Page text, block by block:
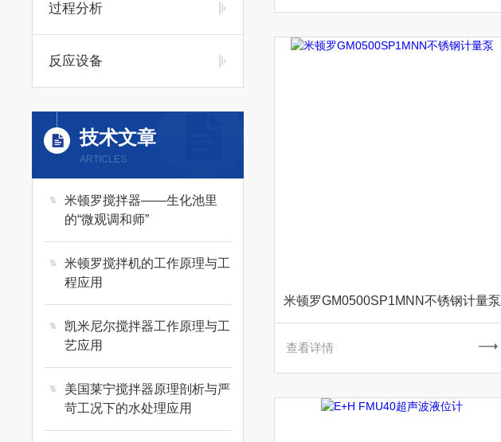
过程分析
反应设备
技术文章
ARTICLES
米顿罗搅拌器——生化池里
的“微观调和师”
米顿罗搅拌机的工作原理与工
程应用
凯米尼尔搅拌器工作原理与工
艺应用
美国莱宁搅拌器原理剖析与严
苛工况下的水处理应用
米顿罗GM0500SP1MNN不锈钢计量泵
查看详情